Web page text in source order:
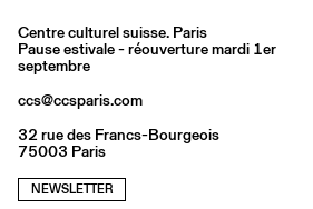
Centre culturel suisse. Paris
Pause estivale - réouverture mardi 1er
septembre
ccs@ccsparis.com
32 rue des Francs-Bourgeois
75003 Paris
NEWSLETTER